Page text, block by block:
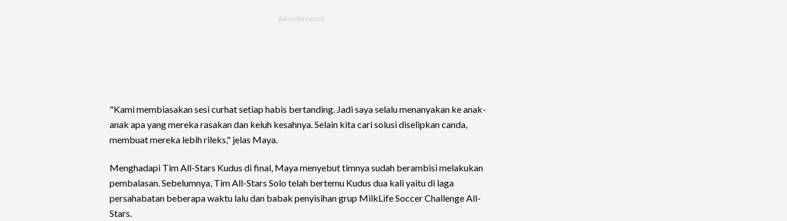
"Kami membiasakan sesi curhat setiap habis bertanding. Jadi saya selalu menanyakan ke anak-
anak apa yang mereka rasakan dan keluh kesahnya. Selain kita cari solusi diselipkan canda,
membuat mereka lebih rileks," jelas Maya.
Menghadapi Tim All-Stars Kudus di final, Maya menyebut timnya sudah berambisi melakukan
pembalasan. Sebelumnya, Tim All-Stars Solo telah bertemu Kudus dua kali yaitu di laga
persahabatan beberapa waktu lalu dan babak penyisihan grup MilkLife Soccer Challenge All-
Stars.